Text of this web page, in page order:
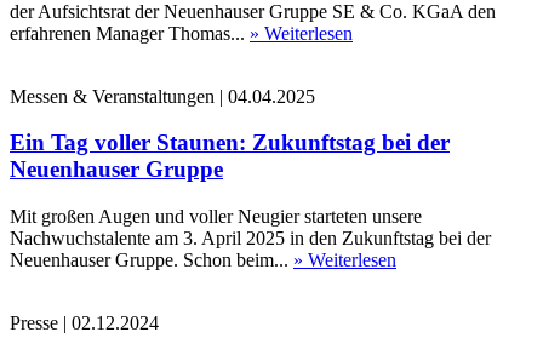
der Aufsichtsrat der Neuenhauser Gruppe SE & Co. KGaA den
erfahrenen Manager Thomas... » Weiterlesen
Messen & Veranstaltungen | 04.04.2025
Ein Tag voller Staunen: Zukunftstag bei der
Neuenhauser Gruppe
Mit großen Augen und voller Neugier starteten unsere
Nachwuchstalente am 3. April 2025 in den Zukunftstag bei der
Neuenhauser Gruppe. Schon beim... » Weiterlesen
Presse | 02.12.2024